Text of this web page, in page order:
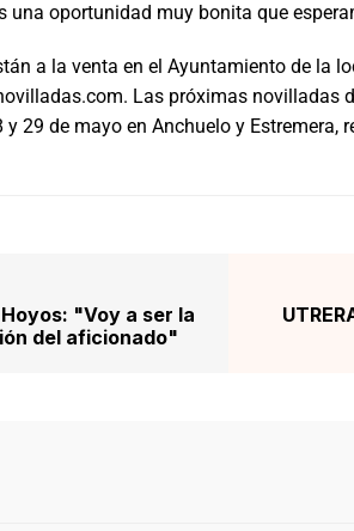
una oportunidad muy bonita que
a la venta en el Ayuntamiento de la
Las próximas novilladas
y 29 de mayo en Anchuelo y Estremera,
"Voy a ser la
del aficionado"